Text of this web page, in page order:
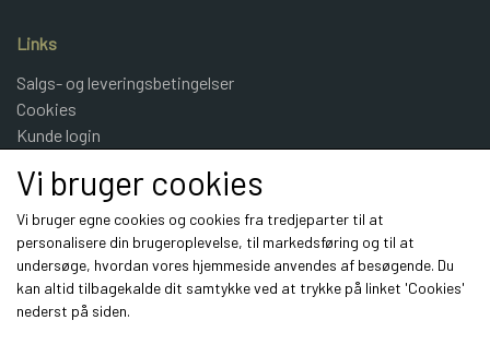
Links
Salgs- og leveringsbetingelser
Cookies
Kunde login
Kontakt
Sociale medier
Vi bruger cookies
Vi bruger egne cookies og cookies fra tredjeparter til at
personalisere din brugeroplevelse, til markedsføring og til at
undersøge, hvordan vores hjemmeside anvendes af besøgende. Du
kan altid tilbagekalde dit samtykke ved at trykke på linket 'Cookies'
nederst på siden.